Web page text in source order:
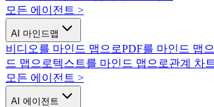
모든 에이전트 >
AI 마인드맵
비디오를 마인드 맵으로PDF를 마인드 맵
드 맵으로텍스트를 마인드 맵으로관계 차
모든 에이전트 >
AI 에이전트